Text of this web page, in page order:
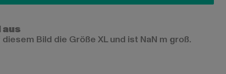
Bild die Größe XL und ist NaN m groß.